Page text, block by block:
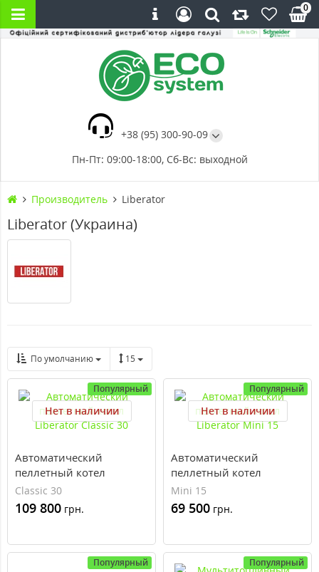
+38 (95) 300-90-09
Пн-Пт: 09:00-18:00, Сб-Вс: выходной
0
Производитель Liberator
Liberator (Украина)
По умолчанию 15
Популярный
Нет в наличии
Автоматический
пеллетный котел
Liberator Classic 30
Classic 30
109 800 грн.
Популярный
Нет в наличии
Автоматический
пеллетный котел
Liberator Mini 15
Mini 15
69 500 грн.
Популярный Популярный